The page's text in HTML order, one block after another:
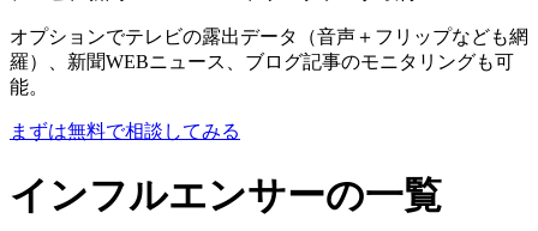
オプションでテレビの露出データ（音声＋フリップなども網
羅）、新聞WEBニュース、ブログ記事のモニタリングも可
能。
まずは無料で相談してみる
インフルエンサーの一覧